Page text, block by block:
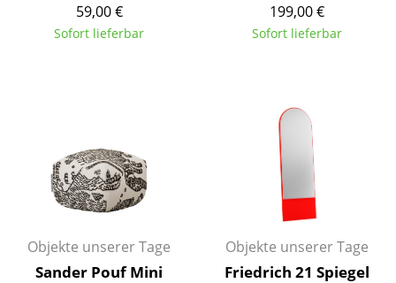
Uhren
Tabletts
Büroutensilien
Decken
59,00 €
Sofort lieferbar
199,00 €
Sofort lieferbar
Objekte unserer Tage
Sander Pouf Mini
Objekte unserer Tage
Friedrich 21 Spiegel